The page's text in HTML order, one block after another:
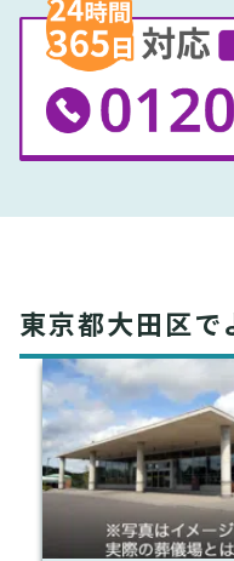
東京都大田区で